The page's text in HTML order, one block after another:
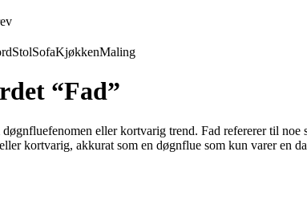
StolSofaKjøkkenMaling
“Fad”
eller kortvarig trend. Fad refererer til
kortvarig, akkurat som en døgnflue som kun varer en